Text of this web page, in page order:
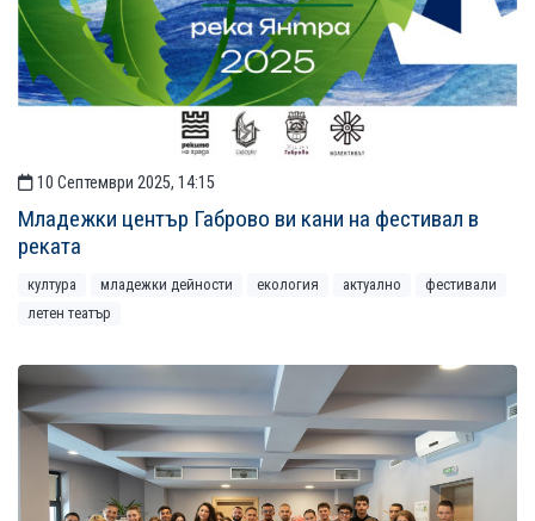
10 Септември 2025, 14:15
Младежки център Габрово ви кани на фестивал в
реката
култура младежки дейности екология актуално
фестивали
летен театър